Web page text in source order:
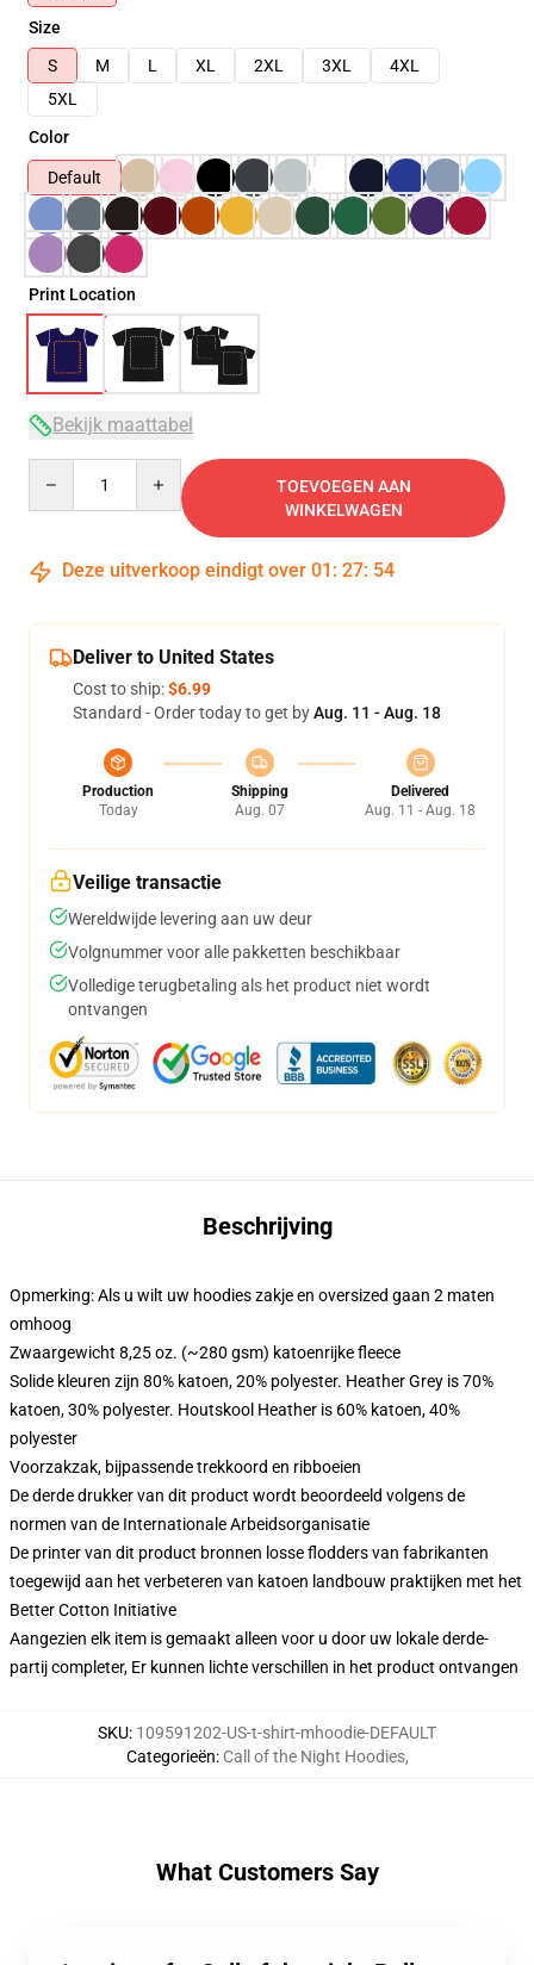
Size
S
M L XL 2XL 3XL
4XL
5XL
Color
Default
Print Location
Bekijk maattabel
TOEVOEGEN AAN
WINKELWAGEN
Deze uitverkoop eindigt over 01 : 27: 53
Deliver to United States
Cost to ship:$6.99
Standard - Order today to get byAug. 11 - Aug. 18
Production
Today
Shipping
Aug. 07
Delivered
Aug. 11 - Aug. 18
Veilige transactie
Wereldwijde levering aan uw deur
Volgnummer voor alle pakketten beschikbaar
Volledige terugbetaling als het product niet wordt
ontvangen
Beschrijving
Opmerking: Als u wilt uw hoodies zakje en oversized gaan 2 maten
omhoog
Zwaargewicht 8,25 oz. (~280 gsm) katoenrijke fleece
Solide kleuren zijn 80% katoen, 20% polyester. Heather Grey is 70%
katoen, 30% polyester. Houtskool Heather is 60% katoen, 40%
polyester
Voorzakzak, bijpassende trekkoord en ribboeien
De derde drukker van dit product wordt beoordeeld volgens de
normen van de Internationale Arbeidsorganisatie
De printer van dit product bronnen losse flodders van fabrikanten
toegewijd aan het verbeteren van katoen landbouw praktijken met het
Better Cotton Initiative
Aangezien elk item is gemaakt alleen voor u door uw lokale derde-
partij completer, Er kunnen lichte verschillen in het product ontvangen
SKU: 109591202-US-t-shirt-mhoodie-DEFAULT
Categorieën: Call of the Night Hoodies,
What Customers Say